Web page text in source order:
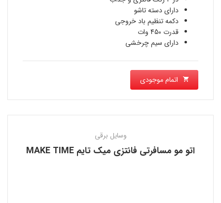
دارای دسته تاشو
دکمه تنظیم باد خروجی
قدرت 450 وات
دارای سیم چرخشی
اتمام موجودی
وسایل برقی
اتو مو مسافرتی فانتزی میک تایم MAKE TIME